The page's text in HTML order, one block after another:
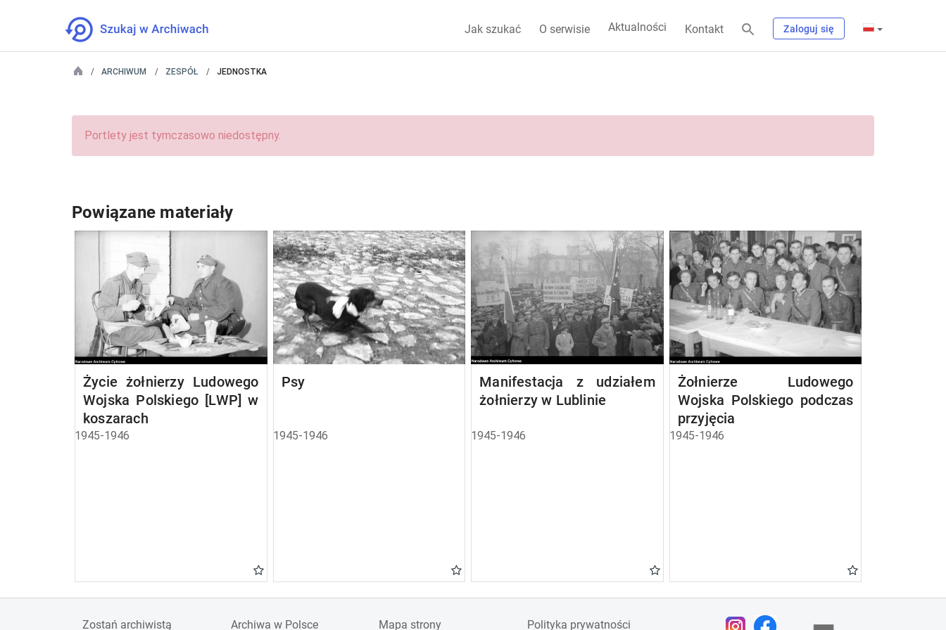
Jak szukać O serwisie Aktualności Kontakt Zaloguj się
ARCHIWUM ZESPÓŁ JEDNOSTKA
Portlety jest tymczasowo niedostępny.
Powiązane materiały
Życie żołnierzy Ludowego
Wojska Polskiego [LWP] w
koszarach
1945-1946
Psy
1945-1946
Manifestacja z udziałem
żołnierzy w Lublinie
1945-1946
Żołnierze Ludowego
Wojska Polskiego podczas
przyjęcia
1945-1946
Zostań archiwistą Archiwa w Polsce Mapa strony Polityka prywatności